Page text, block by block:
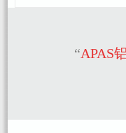
“APAS